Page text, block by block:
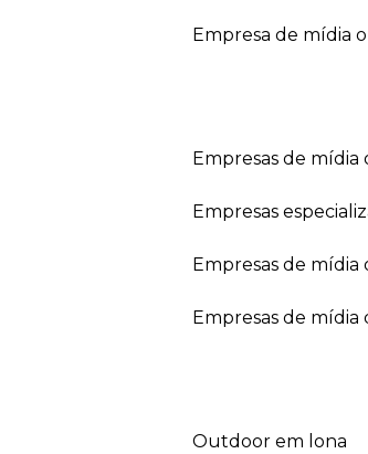
empresa de mídia
empresas de
empresas
empresas de mídia
empresas de
outdoor em lona